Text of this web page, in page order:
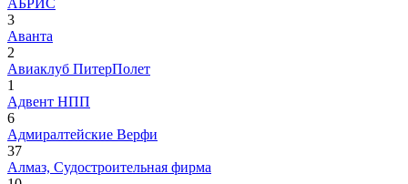
3
Аванта
2
Авиаклуб ПитерПолет
1
Адвент НПП
6
Адмиралтейские Верфи
37
Алмаз, Судостроительная фирма